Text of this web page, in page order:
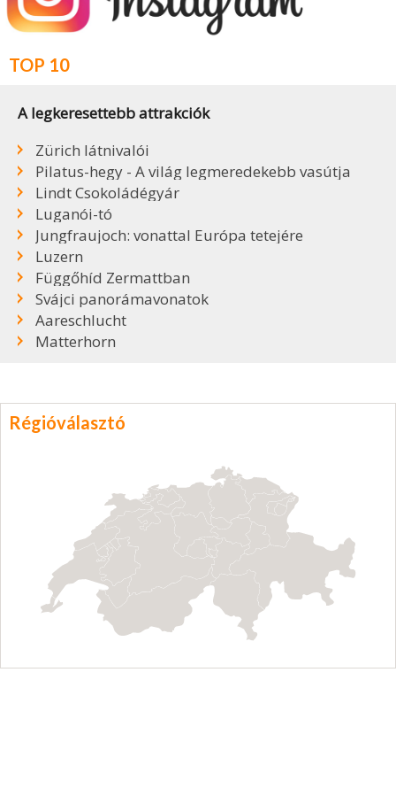
TOP 10
A legkeresettebb attrakciók
Zürich látnivalói
Pilatus-hegy - A világ legmeredekebb vasútja
Lindt Csokoládégyár
Luganói-tó
Jungfraujoch: vonattal Európa tetejére
Luzern
Függőhíd Zermattban
Svájci panorámavonatok
Aareschlucht
Matterhorn
Régióválasztó